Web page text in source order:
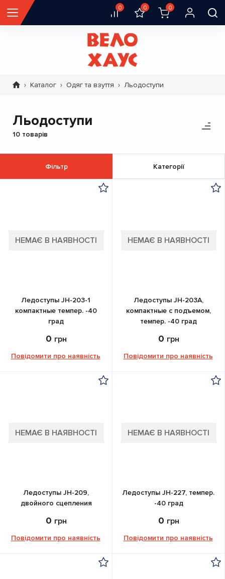
0 0 0
РядокКаталог Одяг та взуття Льодоступи
Льодоступи
Фільтр Категорії
10 товарів
НЕМАЄ В НАЯВНОСТІ
Ледоступы JH-203-1
компактные темпер. -40
град
0 грн
Повідомити про наявність
НЕМАЄ В НАЯВНОСТІ
Ледоступы JH-203А,
компактные с подъемом,
темпер. -40 град
0 грн
Повідомити про наявність
НЕМАЄ В НАЯВНОСТІ
Ледоступы JH-209,
двойного сцепления
0 грн
Повідомити про наявність
НЕМАЄ В НАЯВНОСТІ
Ледоступы JH-227, темпер.
-40 град
0 грн
Повідомити про наявність